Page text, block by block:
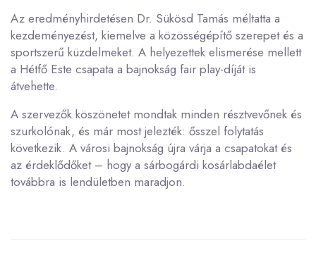
Az eredményhirdetésen Dr. Sükösd Tamás méltatta a
kezdeményezést, kiemelve a közösségépítő szerepet és a
sportszerű küzdelmeket. A helyezettek elismerése mellett
a Hétfő Este csapata a bajnokság fair play-díját is
átvehette.
A szervezők köszönetet mondtak minden résztvevőnek és
szurkolónak, és már most jelezték: ősszel folytatás
következik. A városi bajnokság újra várja a csapatokat és
az érdeklődőket – hogy a sárbogárdi kosárlabdaélet
továbbra is lendületben maradjon.